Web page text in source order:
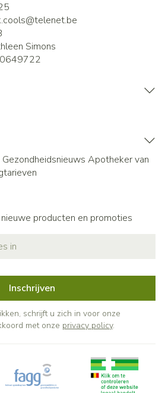
telenet.be
Simons
Gezondheidsnieuws Apotheker van
producten en promoties
Inschrijven
schrijft u zich in voor onze
met onze privacy policy.